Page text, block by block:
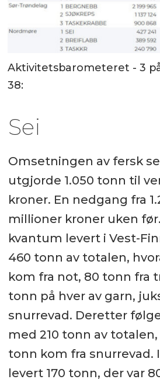
Aktivitetsbarometeret - 3
38:
Sei
Omsetningen av fersk
utgjorde 1.050 tonn til
kroner. En nedgang fra
millioner kroner uken
kvantum levert i Vest-
460 tonn av totalen,
kom fra not, 80 tonn fra
tonn på hver av garn,
snurrevad. Deretter
med 210 tonn av totalen,
tonn kom fra snurrevad.
levert 170 tonn, der var